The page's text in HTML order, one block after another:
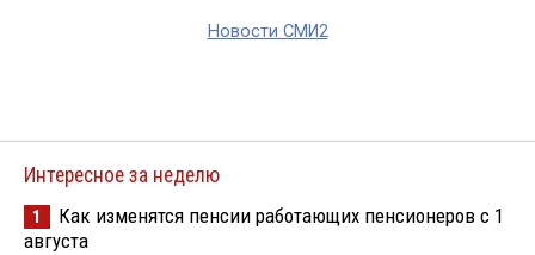
Новости СМИ2
Интересное за неделю
1
Как изменятся пенсии работающих пенсионеров с 1
августа